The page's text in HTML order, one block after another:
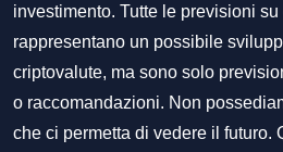
investimento. Tutte le previsioni
rappresentano un possibile
criptovalute, ma sono solo
o raccomandazioni. Non
che ci permetta di vedere il futuro.